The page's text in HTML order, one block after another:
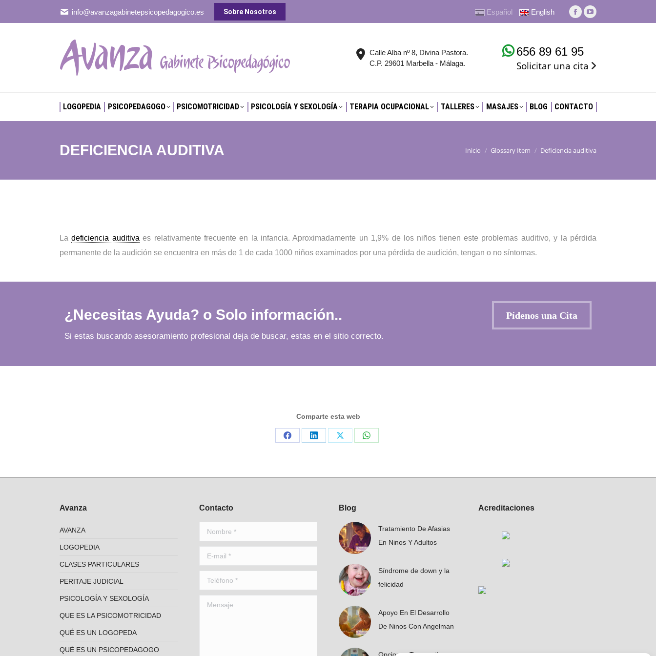
info@avanzagabinetepsicopedagogico.es Sobre Nosotros Español English
La
se
abre
nueva
La
abre
nueva
Calle Alba nº 8, Divina Pastora.
C.P. 29601 Marbella - Málaga.
656 89 61 95
Solicitar una cita
LOGOPEDIA PSICOPEDAGOGO PSICOMOTRICIDAD PSICOLOGÍA Y SEXOLOGÍA TERAPIA OCUPACIONAL TALLERES MASAJES BLOG CONTACTO
DEFICIENCIA AUDITIVA Estás aquí:
Inicio Glossary Item Deficiencia auditiva
Ladeficiencia auditiva es relativamente frecuente en la infancia. Aproximadamente un 1,9% de los niños tienen este problemas auditivo, y la pérdida
permanente de la audición se encuentra en más de 1 de cada 1000 niños examinados por una pérdida de audición, tengan o no síntomas.
¿Necesitas Ayuda? o Solo información..
Si estas buscando asesoramiento profesional deja de buscar, estas en el sitio correcto.
Pídenos una Cita
Comparte esta web
CompartirCompartirCompartirCompartir
Avanza
AVANZA
LOGOPEDIA
CLASES PARTICULARES
PERITAJE JUDICIAL
PSICOLOGÍA Y SEXOLOGÍA
QUE ES LA PSICOMOTRICIDAD
QUÉ ES UN LOGOPEDA
QUÉ ES UN PSICOPEDAGOGO
Contacto
Nombre *
E-mail *
Teléfono *
Mensaje
Blog
Tratamiento De Afasias
En Ninos Y Adultos
Síndrome de down y la
felicidad
Apoyo En El Desarrollo
De Ninos Con Angelman
Acreditaciones
LOGOPEDIA PSICOPEDAGOGO PSICOMOTRICIDAD PSICOLOGÍA Y SEXOLOGÍA MASAJES BLOG CONTACTO